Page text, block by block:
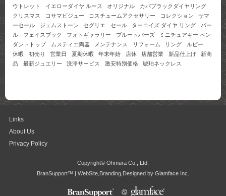
ウトレット
イエローダイヤ ルース オリジナル
カバブラックダイヤリング
クリスマス
コサマビジュー コスチュームアクセサリー コレクション
サマ
ーセール
ジェムストーン セグリエ セール ターコイズ ダイヤ リング
パー
ル
フェイスブック フォトギャラリー ブルートパーズ
ミニチュアキー ペン
ダントトップ
ムスティエ陶器 メンテナンス リフォーム リング
ルビー
休暇
初売り 営業日 夏期休暇 年末年始 店休 店舗営業 新品仕上げ
新商
品
最新ジュエリー 洗浄サービス 激安特別価格 琥珀ネックレス
Links
About Us
Privacy Policy
Copyright© Ohmura Co., Ltd.
BranSupport™ | WebSite,Branding,Designed by Glamface Inc.